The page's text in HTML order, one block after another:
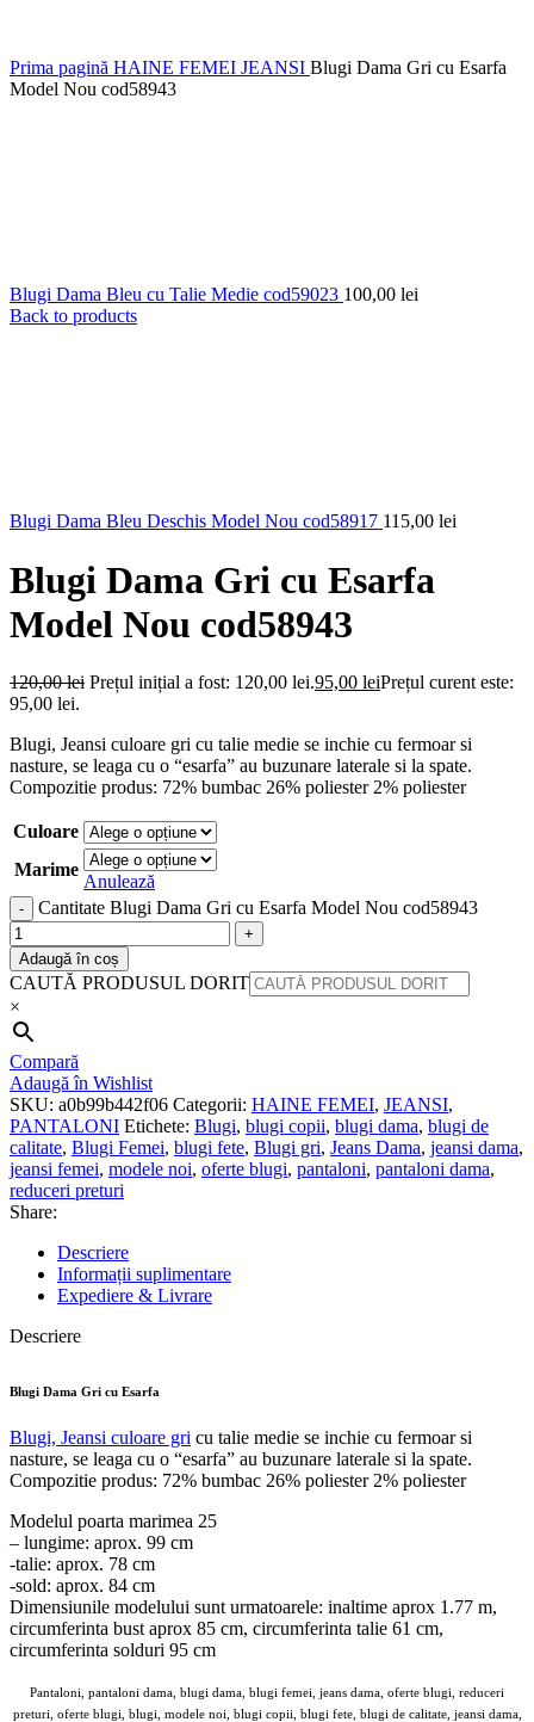
Prima pagină HAINE FEMEI JEANSI Blugi Dama Gri cu Esarfa
Model Nou cod58943
Blugi Dama Bleu cu Talie Medie cod59023 100,00 lei
Back to products
Blugi Dama Bleu Deschis Model Nou cod58917 115,00 lei
Blugi Dama Gri cu Esarfa
Model Nou cod58943
120,00lei Prețul inițial a fost: 120,00 lei.95,00 leiPrețul curent este:
95,00 lei.
Blugi, Jeansi culoare gri cu talie medie se inchie cu fermoar si
nasture, se leaga cu o “esarfa” au buzunare laterale si la spate.
Compozitie produs: 72% bumbac 26% poliester 2% poliester
Culoare
Marime
Anulează
Cantitate Blugi Dama Gri cu Esarfa Model Nou cod58943
Adaugă în coș
CAUTĂ PRODUSUL DORIT
×
Compară
Adaugă în Wishlist
SKU: a0b99b442f06 Categorii: HAINE FEMEI, JEANSI,
PANTALONI Etichete: Blugi, blugi copii, blugi dama, blugi de
calitate, Blugi Femei, blugi fete, Blugi gri, Jeans Dama, jeansi dama,
jeansi femei, modele noi, oferte blugi, pantaloni, pantaloni dama,
reduceri preturi
Share:
Descriere
Informații suplimentare
Expediere & Livrare
Descriere
Blugi Dama Gri cu Esarfa
Blugi, Jeansi culoare gri cu talie medie se inchie cu fermoar si
nasture, se leaga cu o “esarfa” au buzunare laterale si la spate.
Compozitie produs: 72% bumbac 26% poliester 2% poliester
Modelul poarta marimea 25
– lungime: aprox. 99 cm
-talie: aprox. 78 cm
-sold: aprox. 84 cm
Dimensiunile modelului sunt urmatoarele: inaltime aprox 1.77 m,
circumferinta bust aprox 85 cm, circumferinta talie 61 cm,
circumferinta solduri 95 cm
Pantaloni, pantaloni dama, blugi dama, blugi femei, jeans dama, oferte blugi, reduceri
preturi, oferte blugi, blugi, modele noi, blugi copii, blugi fete, blugi de calitate, jeansi dama,